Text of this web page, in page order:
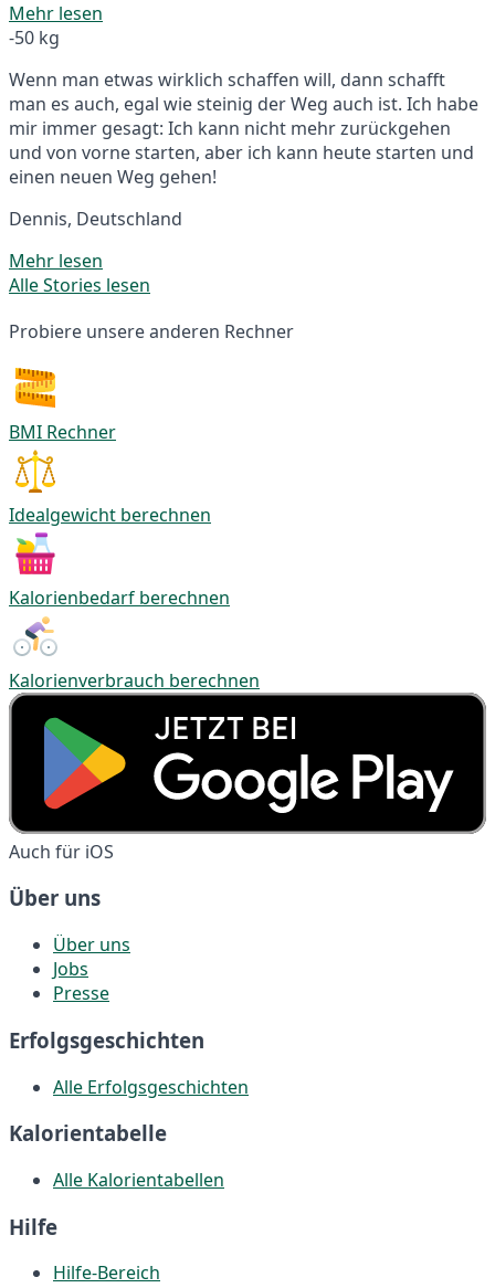
Mehr lesen
-50 kg
Wenn man etwas wirklich schaffen will, dann schafft
man es auch, egal wie steinig der Weg auch ist. Ich habe
mir immer gesagt: Ich kann nicht mehr zurückgehen
und von vorne starten, aber ich kann heute starten und
einen neuen Weg gehen!
Dennis, Deutschland
Mehr lesen
Alle Stories lesen
Probiere unsere anderen Rechner
BMI Rechner
Idealgewicht berechnen
Kalorienbedarf berechnen
Kalorienverbrauch berechnen
Auch für iOS
Über uns
Über uns
Jobs
Presse
Erfolgsgeschichten
Alle Erfolgsgeschichten
Kalorientabelle
Alle Kalorientabellen
Hilfe
Hilfe-Bereich